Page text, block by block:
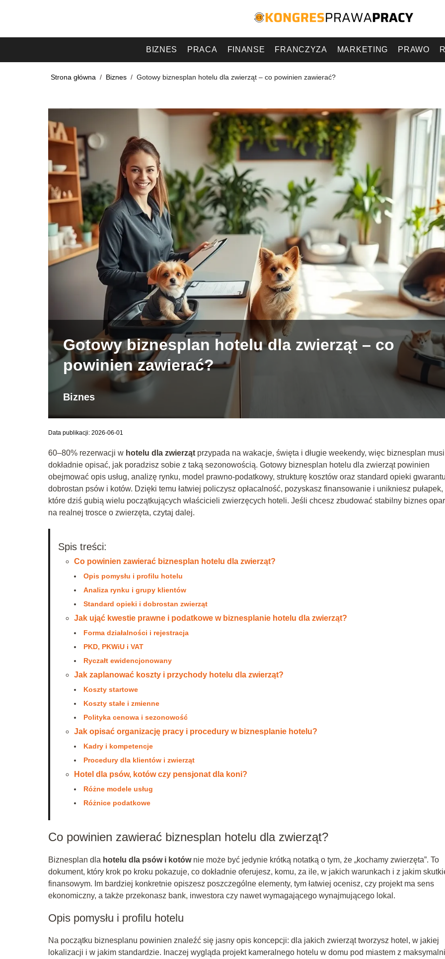
BIZNES PRACA FINANSE FRANCZYZA MARKETING PRAWO
Strona główna / Biznes / Gotowy biznesplan hotelu dla zwierząt – co powinien zawierać?
Gotowy biznesplan hotelu dla zwierząt – co
powinien zawierać?
Biznes
Data publikacji: 2026-06-01
60–80% rezerwacji w hotelu dla zwierząt przypada na wakacje, święta i długie weekendy, więc biznesplan musi
dokładnie opisać, jak poradzisz sobie z taką sezonowością. Gotowy biznesplan hotelu dla zwierząt powinien
obejmować opis usług, analizę rynku, model prawno‑podatkowy, strukturę kosztów oraz standard opieki
dobrostan psów i kotów. Dzięki temu łatwiej policzysz opłacalność, pozyskasz finansowanie i unikniesz pułapek,
które dziś gubią wielu początkujących właścicieli zwierzęcych hoteli. Jeśli chcesz zbudować stabilny biznes
na realnej trosce o zwierzęta, czytaj dalej.
Spis treści:
Co powinien zawierać biznesplan hotelu dla zwierząt?
Opis pomysłu i profilu hotelu
Analiza rynku i grupy klientów
Standard opieki i dobrostan zwierząt
Jak ująć kwestie prawne i podatkowe w biznesplanie hotelu dla zwierząt?
Forma działalności i rejestracja
PKD, PKWiU i VAT
Ryczałt ewidencjonowany
Jak zaplanować koszty i przychody hotelu dla zwierząt?
Koszty startowe
Koszty stałe i zmienne
Polityka cenowa i sezonowość
Jak opisać organizację pracy i procedury w biznesplanie hotelu?
Kadry i kompetencje
Procedury dla klientów i zwierząt
Hotel dla psów, kotów czy pensjonat dla koni?
Różne modele usług
Różnice podatkowe
Co powinien zawierać biznesplan hotelu dla zwierząt?
Biznesplan dla hotelu dla psów i kotównie może być jedynie krótką notatką o tym, że „kochamy zwierzęta”. To
dokument, który krok po kroku pokazuje, co dokładnie oferujesz, komu, za ile, w jakich warunkach i z jakim
finansowym. Im bardziej konkretnie opiszesz poszczególne elementy, tym łatwiej ocenisz, czy projekt ma sens
ekonomiczny, a także przekonasz bank, inwestora czy nawet wymagającego wynajmującego lokal.
Opis pomysłu i profilu hotelu
Na początku biznesplanu powinien znaleźć się jasny opis koncepcji: dla jakich zwierząt tworzysz hotel, w jakiej
lokalizacji i w jakim standardzie. Inaczej wygląda projekt kameralnego hotelu w domu pod miastem z